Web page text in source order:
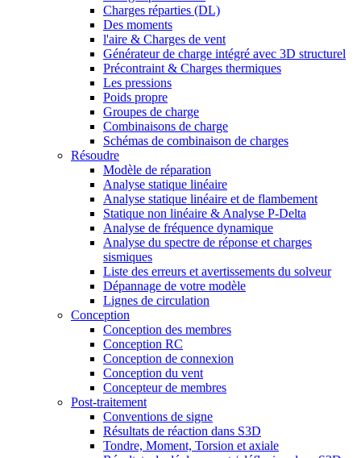
Charges réparties (DL)
Des moments
l'aire & Charges de vent
Générateur de charge intégré avec 3D structurel
Précontraint & Charges thermiques
Les pressions
Poids propre
Groupes de charge
Combinaisons de charge
Schémas de combinaison de charges
Résoudre
Modèle de réparation
Analyse statique linéaire
Analyse statique linéaire et de flambement
Statique non linéaire & Analyse P-Delta
Analyse de fréquence dynamique
Analyse du spectre de réponse et charges
sismiques
Liste des erreurs et avertissements du solveur
Dépannage de votre modèle
Lignes de circulation
Conception
Conception des membres
Conception RC
Conception de connexion
Conception du vent
Concepteur de membres
Post-traitement
Conventions de signe
Résultats de réaction dans S3D
Tondre, Moment, Torsion et axiale